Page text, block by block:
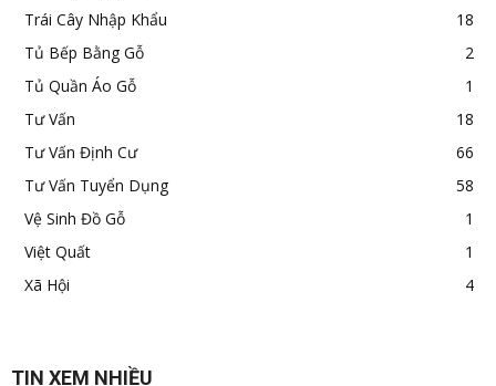
Trái Cây Nhập Khẩu
18
Tủ Bếp Bằng Gỗ
2
Tủ Quần Áo Gỗ
1
Tư Vấn
18
Tư Vấn Định Cư
66
Tư Vấn Tuyển Dụng
58
Vệ Sinh Đồ Gỗ
1
Việt Quất
1
Xã Hội
4
TIN XEM NHIỀU